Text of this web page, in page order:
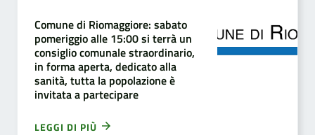
Comune di Riomaggiore: sabato
pomeriggio alle 15:00 si terrà un
consiglio comunale straordinario,
in forma aperta, dedicato alla
sanità, tutta la popolazione è
invitata a partecipare
LEGGI DI PIÙ